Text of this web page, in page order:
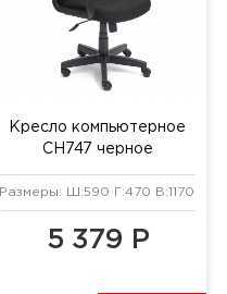
Кресло компьютерное
CH747 черное
Размеры: Ш:590 Г:470 В:1170 мм
5 379 Р